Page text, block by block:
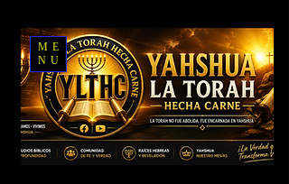
ME
NU